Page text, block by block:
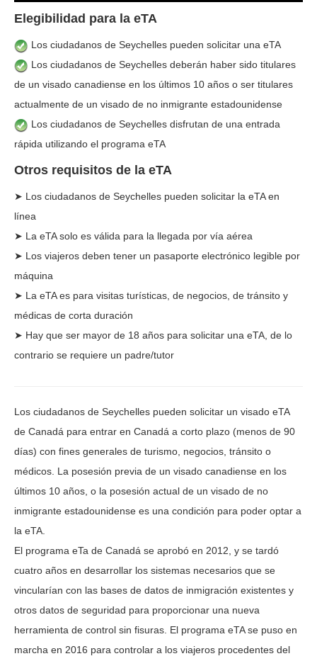
Elegibilidad para la eTA
Los ciudadanos de Seychelles pueden solicitar una eTA
Los ciudadanos de Seychelles deberán haber sido titulares
de un visado canadiense en los últimos 10 años o ser titulares
actualmente de un visado de no inmigrante estadounidense
Los ciudadanos de Seychelles disfrutan de una entrada
rápida utilizando el programa eTA
Otros requisitos de la eTA
➤ Los ciudadanos de Seychelles pueden solicitar la eTA en
línea
➤ La eTA solo es válida para la llegada por vía aérea
➤ Los viajeros deben tener un pasaporte electrónico legible por
máquina
➤ La eTA es para visitas turísticas, de negocios, de tránsito y
médicas de corta duración
➤ Hay que ser mayor de 18 años para solicitar una eTA, de lo
contrario se requiere un padre/tutor
Los ciudadanos de Seychelles pueden solicitar un visado eTA
de Canadá para entrar en Canadá a corto plazo (menos de 90
días) con fines generales de turismo, negocios, tránsito o
médicos. La posesión previa de un visado canadiense en los
últimos 10 años, o la posesión actual de un visado de no
inmigrante estadounidense es una condición para poder optar a
la eTA.
El programa eTa de Canadá se aprobó en 2012, y se tardó
cuatro años en desarrollar los sistemas necesarios que se
vincularían con las bases de datos de inmigración existentes y
otros datos de seguridad para proporcionar una nueva
herramienta de control sin fisuras. El programa eTA se puso en
marcha en 2016 para controlar a los viajeros procedentes del